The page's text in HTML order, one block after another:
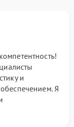
и
Я